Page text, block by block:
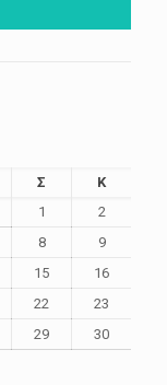
Σ
Κ
1
2
8
9
15
16
22
23
29
30